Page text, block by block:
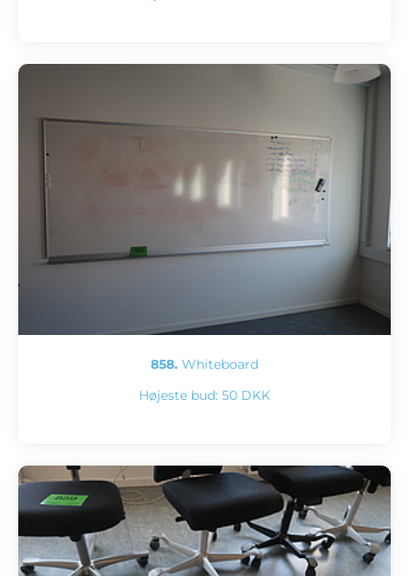
858. Whiteboard
Højeste bud: 50 DKK